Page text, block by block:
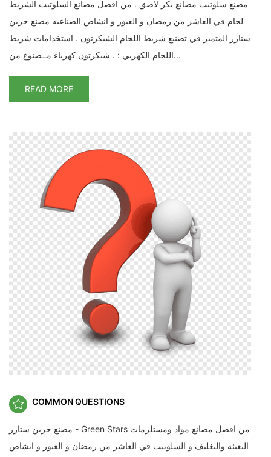
مصنع سلوتيب مصانع بكر لاصق . من افضل مصانع السلوتيب الشريط
لحام في العاشر من رمضان و العبور و انشاص الصناعيه مصنع جرين
ستارز المتميز في تصنيع شريط اللحام الشيكرتون . استخدامات شريط
اللحام الكهربي : . شيكرتون كهرباء مــصنوع من...
READ MORE
COMMON QUESTIONS
مصنع جرين ستارز - Green Stars من افضل مصانع مواد ومستلزمات
التعبئة والتغليف و السلوتيب في العاشر من رمضان و العبور و انشاص